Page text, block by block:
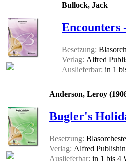
Bullock, Jack
Encounters
Besetzung:
Verlag: Alfred
Auslieferbar: in 1
Anderson, Leroy
Bugler's
Besetzung:
Verlag: Alfred
Auslieferbar: in 1 bis 4